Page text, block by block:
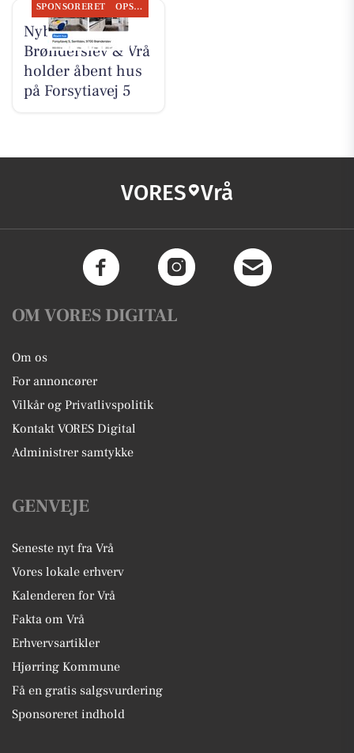
SPONSORERET OPSLAGSTAVLEN
Nybolig
Brønderslev & Vrå
holder åbent hus
på Forsytiavej 5
VORES Vrå
OM VORES DIGITAL
Om os
For annoncører
Vilkår og Privatlivspolitik
Kontakt VORES Digital
Administrer samtykke
GENVEJE
Seneste nyt fra Vrå
Vores lokale erhverv
Kalenderen for Vrå
Fakta om Vrå
Erhvervsartikler
Hjørring Kommune
Få en gratis salgsvurdering
Sponsoreret indhold